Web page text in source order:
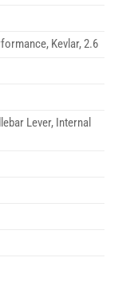
Kevlar, 2.6
Lever, Internal